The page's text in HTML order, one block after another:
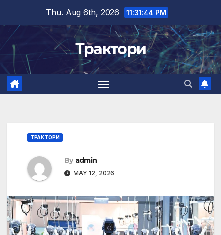
content
Thu. Aug 6th, 2026 11:31:44 PM
Трактори
ТРАКТОРИ
By admin
MAY 12, 2026